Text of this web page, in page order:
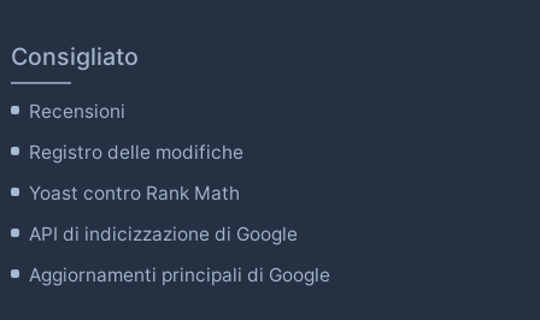
Consigliato
Recensioni
Registro delle modifiche
Yoast contro Rank Math
API di indicizzazione di Google
Aggiornamenti principali di Google